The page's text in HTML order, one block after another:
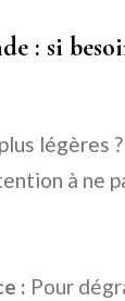
: si
légères
à ne
: Pour